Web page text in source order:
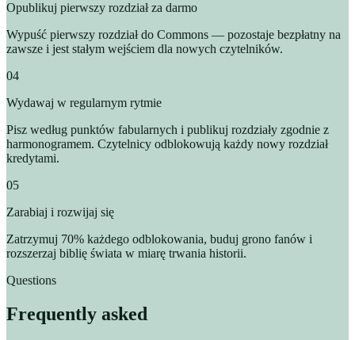
Opublikuj pierwszy rozdział za darmo
Wypuść pierwszy rozdział do Commons — pozostaje bezpłatny na
zawsze i jest stałym wejściem dla nowych czytelników.
04
Wydawaj w regularnym rytmie
Pisz według punktów fabularnych i publikuj rozdziały zgodnie z
harmonogramem. Czytelnicy odblokowują każdy nowy rozdział
kredytami.
05
Zarabiaj i rozwijaj się
Zatrzymuj 70% każdego odblokowania, buduj grono fanów i
rozszerzaj biblię świata w miarę trwania historii.
Questions
Frequently asked